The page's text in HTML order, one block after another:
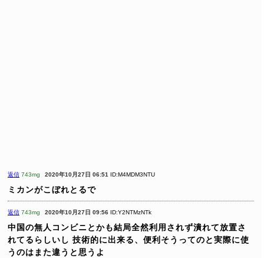
返信 743mg 2020年10月27日 06:51 ID:M4MDM3NTU
ミカンがこぼれとるで
返信 743mg 2020年10月27日 09:56 ID:Y2NTMzNTk
中国の無人コンビニとかも結局全然利用されず潰れて放置さ
れてるらしいし 技術的に出来る、便利そうってのと実際に使
うのはまた違うと思うよ